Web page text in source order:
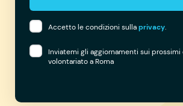
Accetto le condizioni sullaprivacy.
Inviatemi gli aggiornamenti sui prossimi
volontariato a Roma